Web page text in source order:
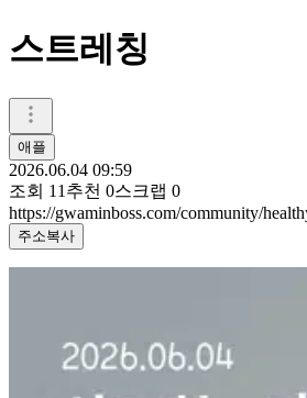
스트레칭
애플
2026.06.04 09:59
조회 11 추천 0스크랩 0
https://gwaminboss.com/community/
주소복사